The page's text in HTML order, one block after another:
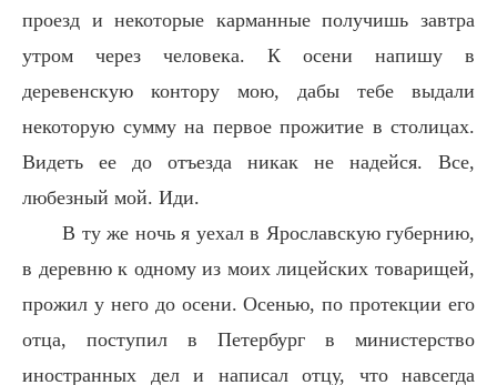
проезд и некоторые карманные получишь завтра
утром через человека. К осени напишу в
деревенскую контору мою, дабы тебе выдали
некоторую сумму на первое прожитие в столицах.
Видеть ее до отъезда никак не надейся. Все,
любезный мой. Иди.
В ту же ночь я уехал в Ярославскую губернию,
в деревню к одному из моих лицейских товарищей,
прожил у него до осени. Осенью, по протекции его
отца, поступил в Петербург в министерство
иностранных дел и написал отцу, что навсегда